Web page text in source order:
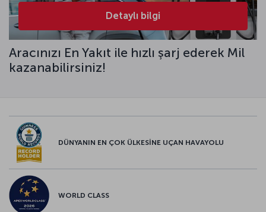
Detaylı bilgi
Aracınızı En Yakıt ile hızlı şarj ederek Mil
kazanabilirsiniz!
DÜNYANIN EN ÇOK ÜLKESİNE UÇAN HAVAYOLU
WORLD CLASS